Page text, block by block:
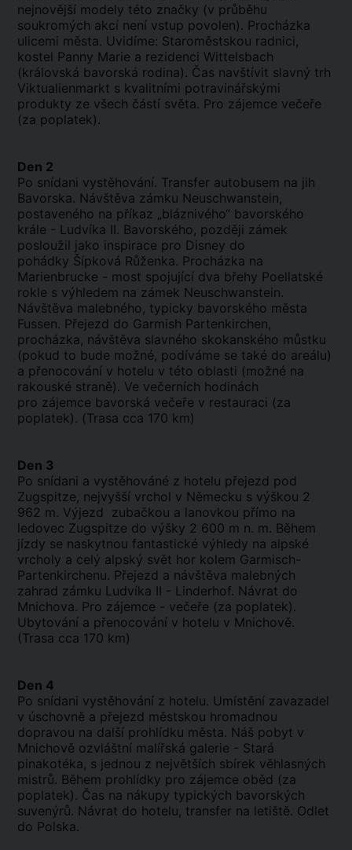
nejnovější modely této značky (v průběhu
soukromých akcí není vstup povolen). Procházka
ulicemi města. Uvidíme: Staroměstskou radnici,
kostel Panny Marie a rezidenci Wittelsbach
(královská bavorská rodina). Čas navštívit slavný trh
Viktualienmarkt s kvalitními potravinářskými
produkty ze všech částí světa. Pro zájemce večeře
(za poplatek).
Den 2
Po snídani vystěhování. Transfer autobusem na jih
Bavorska. Návštěva zámku Neuschwanstein,
postaveného na příkaz „bláznivého“ bavorského
krále - Ludvíka II. Bavorského, později zámek
posloužil jako inspirace pro Disney do
pohádky Šípková Růženka. Procházka na
Marienbrucke - most spojující dva břehy Poellatské
rokle s výhledem na zámek Neuschwanstein.
Návštěva malebného, ​​typicky bavorského města
Fussen. Přejezd do Garmish Partenkirchen,
procházka, návštěva slavného skokanského můstku
(pokud to bude možné, podíváme se také do areálu)
a přenocování v hotelu v této oblasti (možné na
rakouské straně). Ve večerních hodinách
pro zájemce bavorská večeře v restauraci (za
poplatek). (Trasa cca 170 km)
Den 3
Po snídani a vystěhováné z hotelu přejezd pod
Zugspitze, nejvyšší vrchol v Německu s výškou 2
962 m. Výjezd zubačkou a lanovkou přímo na
ledovec Zugspitze do výšky 2 600 m n. m. Během
jízdy se naskytnou fantastické výhledy na alpské
vrcholy a celý alpský svět hor kolem Garmisch-
Partenkirchenu. Přejezd a návštěva malebných
zahrad zámku Ludvíka II - Linderhof. Návrat do
Mnichova. Pro zájemce - večeře (za poplatek).
Ubytování a přenocování v hotelu v Mnichově.
(Trasa cca 170 km)
Den 4
Po snídani vystěhování z hotelu. Umístění zavazadel
v úschovně a přejezd městskou hromadnou
dopravou na další prohlídku města. Náš pobyt v
Mnichově ozvláštní malířská galerie - Stará
pinakotéka, s jednou z největších sbírek věhlasných
mistrů. Během prohlídky pro zájemce oběd (za
poplatek). Čas na nákupy typických bavorských
suvenýrů. Návrat do hotelu, transfer na letiště. Odlet
do Polska.